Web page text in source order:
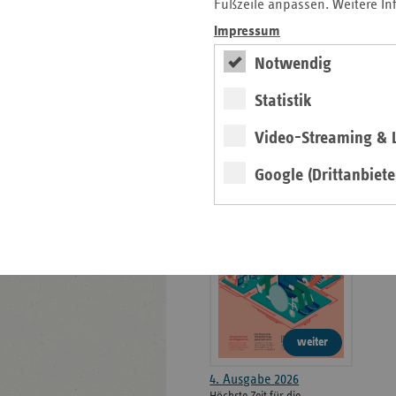
Fußzeile anpassen. Weitere
Impressum
Notwendig
Statistik
Video-Streaming &
Google
Informationen
Der vdek
Karriere
Die GKV
ePaper
weiter
4. Ausgabe 2026